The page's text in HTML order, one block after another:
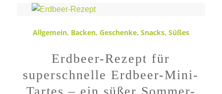
Allgemein, Backen, Geschenke, Snacks, Süßes
Erdbeer-Rezept für
superschnelle Erdbeer-Mini-